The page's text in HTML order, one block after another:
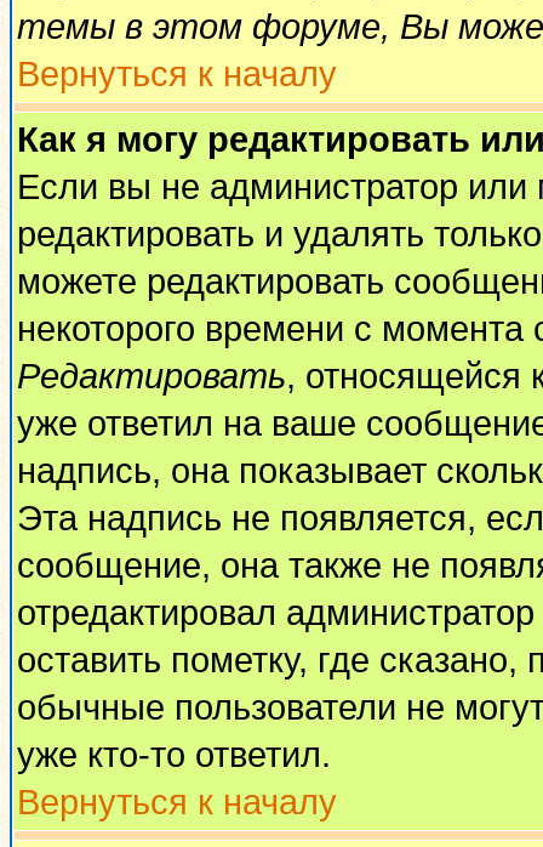
темы в этом форуме, Вы
Вернуться к началу
Как я могу редактировать
Если вы не администратор
редактировать и удалять
можете редактировать
некоторого времени с
Редактировать, относящейся
уже ответил на ваше
надпись, она показывает
Эта надпись не появляется,
сообщение, она также не
отредактировал
оставить пометку, где
обычные пользователи не
уже кто-то ответил.
Вернуться к началу